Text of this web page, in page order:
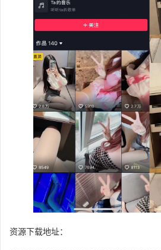
资源下载地址：